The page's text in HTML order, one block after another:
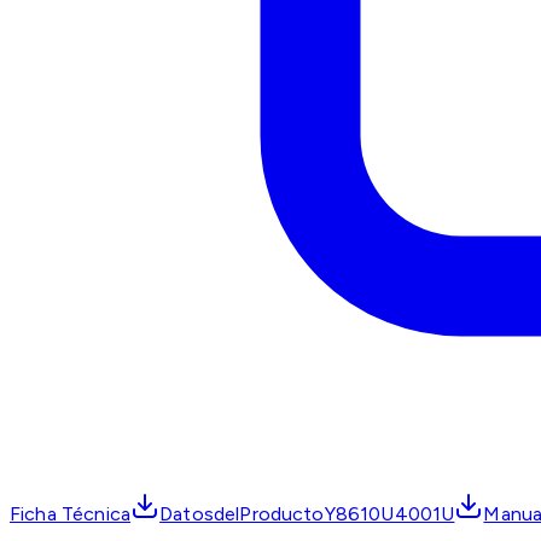
Ficha Técnica DatosdelProductoY8610U4001U